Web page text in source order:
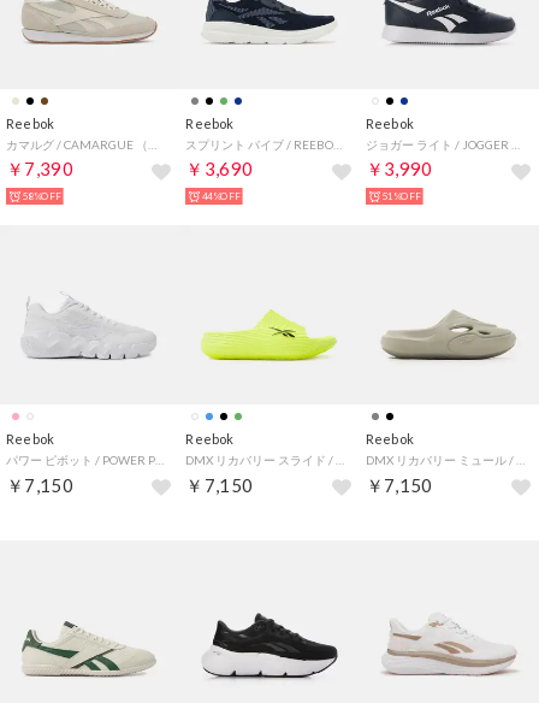
Reebok
￥7,390
58%OFF
Reebok
￥3,690
44%OFF
Reebok
￥3,990
51%OFF
Reebok
￥7,150
Reebok
￥7,150
Reebok
￥7,150